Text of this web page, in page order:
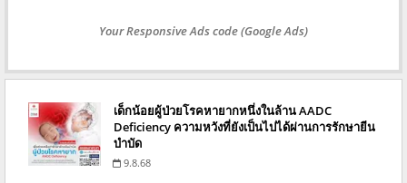
Your Responsive Ads code (Google Ads)
เด็กน้อยผู้ป่วยโรคหายากหนึ่งในล้าน AADC
Deficiency ความหวังที่ยังเป็นไปได้ผ่านการรักษายีน
บำบัด
9.8.68